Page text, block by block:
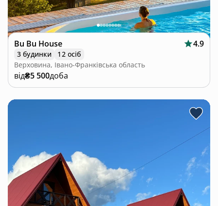
Bu Bu House 4.9
3 будинки
12 осіб
Верховина, Івано-Франківська область
від₴5 500доба